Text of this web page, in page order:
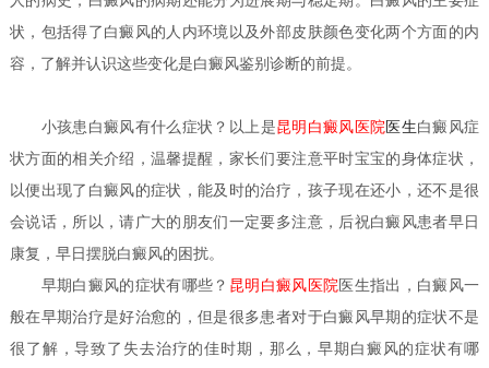
状，包括得了白癜风的人内环境以及外部皮肤颜色变化两个方面的内
容，了解并认识这些变化是白癜风鉴别诊断的前提。
小孩患白癜风有什么症状？ 以上是昆明白癜风医院 医生白癜风症
状方面的相关介绍，温馨提醒，家长们要注意平时宝宝的身体症状，
以便出现了白癜风的症状，能及时的治疗，孩子现在还小，还不是很
会说话，所以，请广大的朋友们一定要多注意，后祝白癜风患者早日
康复，早日摆脱白癜风的困扰。
早期白癜风的症状有哪些？ 昆明白癜风医院 医生指出，白癜风一
般在早期治疗是好治愈的，但是很多患者对于白癜风早期的症状不是
很了解，导致了失去治疗的佳时期，那么，早期白癜风的症状有哪